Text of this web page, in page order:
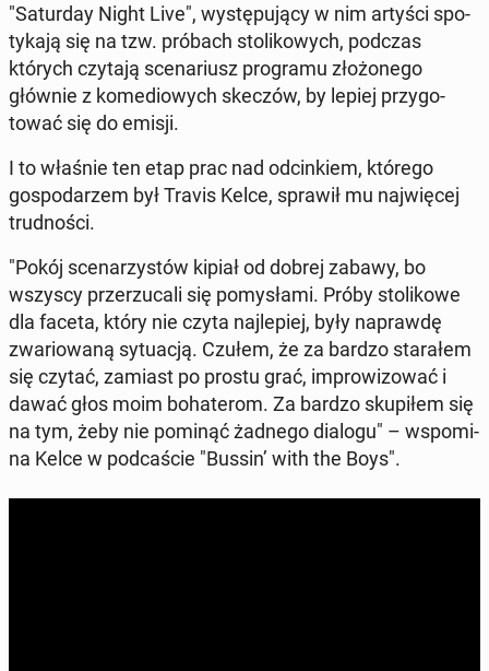
"Sat­ur­day Night Live", wys­tępu­ją­cy w nim artyści spo­
tyka­ją się na tzw. próbach sto­likowych, podczas
których czytają sce­nar­iusz pro­gra­mu złożonego
głównie z kome­diowych skeczów, by lepiej przy­go­
tować się do emisji.
I to właśnie ten etap prac nad od­cinkiem, którego
gospo­darzem był Travis Kelce, sprawił mu na­jwięcej
trud­noś­ci.
"Pokój sce­narzys­tów kipiał od dobrej zabawy, bo
wszyscy prz­erzu­cali się pomysła­mi. Próby sto­likowe
dla faceta, który nie czyta na­jlepiej, były naprawdę
zwar­i­owaną sytu­acją. Czułem, że za bardzo starałem
się czytać, zamiast po prostu grać, im­prow­iz­ować i
dawać głos moim bo­haterom. Za bardzo skupiłem się
na tym, żeby nie pominąć żadnego dialogu" – wspom­i­
na Kelce w pod­caś­cie "Bussin’ with the Boys".